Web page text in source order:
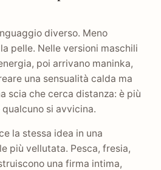
diverso. Meno
pelle. Nelle versioni maschili
poi arrivano maninka,
una sensualità calda ma
scia che cerca distanza: è più
si avvicina.
la stessa idea in una
più vellutata. Pesca, fresia,
una firma intima,